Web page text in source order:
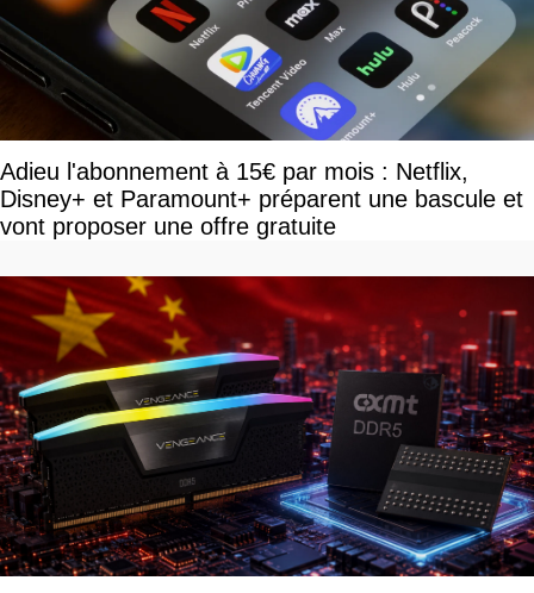
Adieu l'abonnement à 15€ par mois : Netflix,
Disney+ et Paramount+ préparent une bascule et
vont proposer une offre gratuite